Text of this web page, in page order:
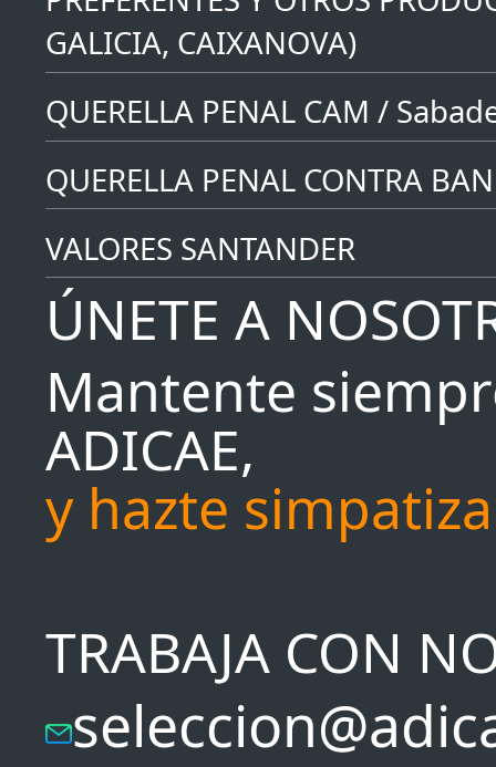
GALICIA, CAIXANOVA)
QUERELLA PENAL CAM /
QUERELLA PENAL CONTRA
VALORES SANTANDER
ÚNETE A
Mantente
ADICAE,
y hazte
TRABAJA CON